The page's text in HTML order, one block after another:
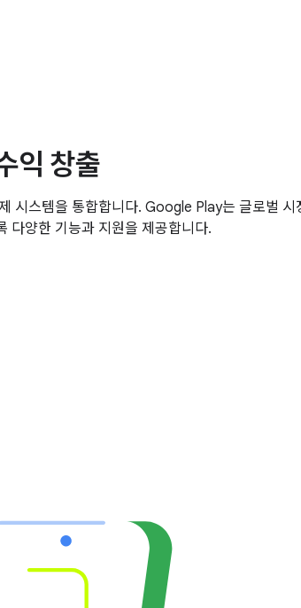
익 창출
시스템을 통합합니다. Google Play는 글로벌 시
다양한 기능과 지원을 제공합니다.